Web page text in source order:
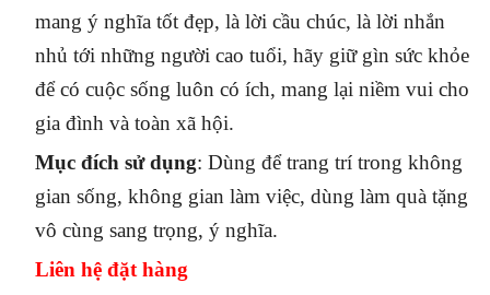
mang ý nghĩa tốt đẹp, là lời cầu chúc, là lời nhắn
nhủ tới những người cao tuổi, hãy giữ gìn sức khỏe
để có cuộc sống luôn có ích, mang lại niềm vui cho
gia đình và toàn xã hội.
Mục đích sử dụng: Dùng để trang trí trong không
gian sống, không gian làm việc, dùng làm quà tặng
vô cùng sang trọng, ý nghĩa.
Liên hệ đặt hàng